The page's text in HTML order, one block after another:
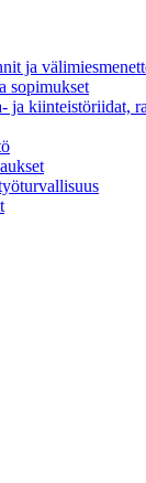
ja
sopimukset
ja kiinteistöriidat,